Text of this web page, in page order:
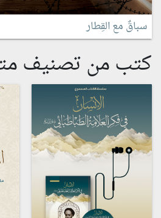
سباقٌ مع القِطار
كتب من تصنيف